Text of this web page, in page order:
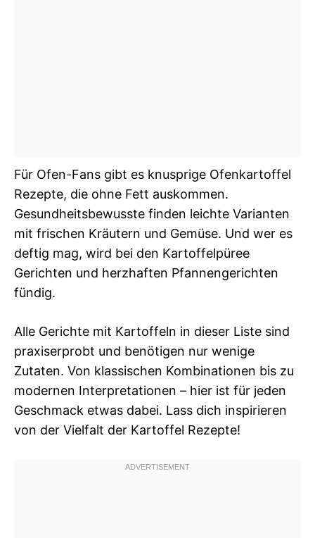
Für Ofen-Fans gibt es knusprige Ofenkartoffel
Rezepte, die ohne Fett auskommen.
Gesundheitsbewusste finden leichte Varianten
mit frischen Kräutern und Gemüse. Und wer es
deftig mag, wird bei den Kartoffelpüree
Gerichten und herzhaften Pfannengerichten
fündig.
Alle Gerichte mit Kartoffeln in dieser Liste sind
praxiserprobt und benötigen nur wenige
Zutaten. Von klassischen Kombinationen bis zu
modernen Interpretationen – hier ist für jeden
Geschmack etwas dabei. Lass dich inspirieren
von der Vielfalt der Kartoffel Rezepte!